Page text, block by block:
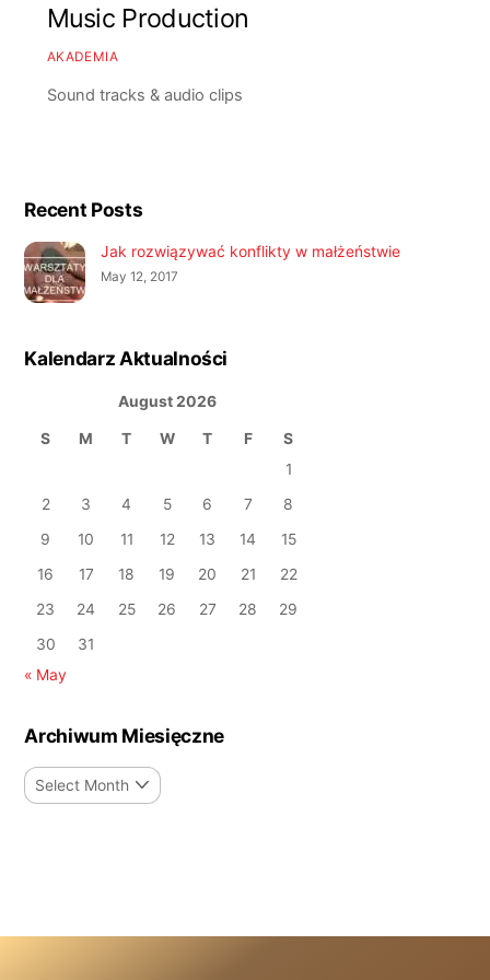
Music Production
AKADEMIA
Sound tracks & audio clips
Recent Posts
Jak rozwiązywać konflikty w małżeństwie
May 12, 2017
Kalendarz Aktualności
August 2026
S M T W T F
S
1
2
3 4 5 6 7
8
9
10 11 12 13 14
15
16
17 18 19 20 21
22
23
24 25 26 27 28
29
30
31
« May
Archiwum Miesięczne
Archiwum
Miesięczne